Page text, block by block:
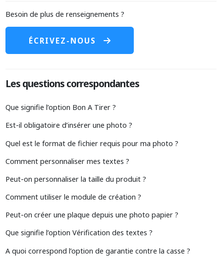
Les questions correspondantes
Que signifie l’option Bon A Tirer ?
Est-il obligatoire d’insérer une photo ?
Quel est le format de fichier requis pour ma photo ?
Comment personnaliser mes textes ?
Peut-on personnaliser la taille du produit ?
Comment utiliser le module de création ?
Peut-on créer une plaque depuis une photo papier ?
Que signifie l’option Vérification des textes ?
A quoi correspond l’option de garantie contre la casse ?
Besoin de plus de renseignements ?
ÉCRIVEZ-NOUS